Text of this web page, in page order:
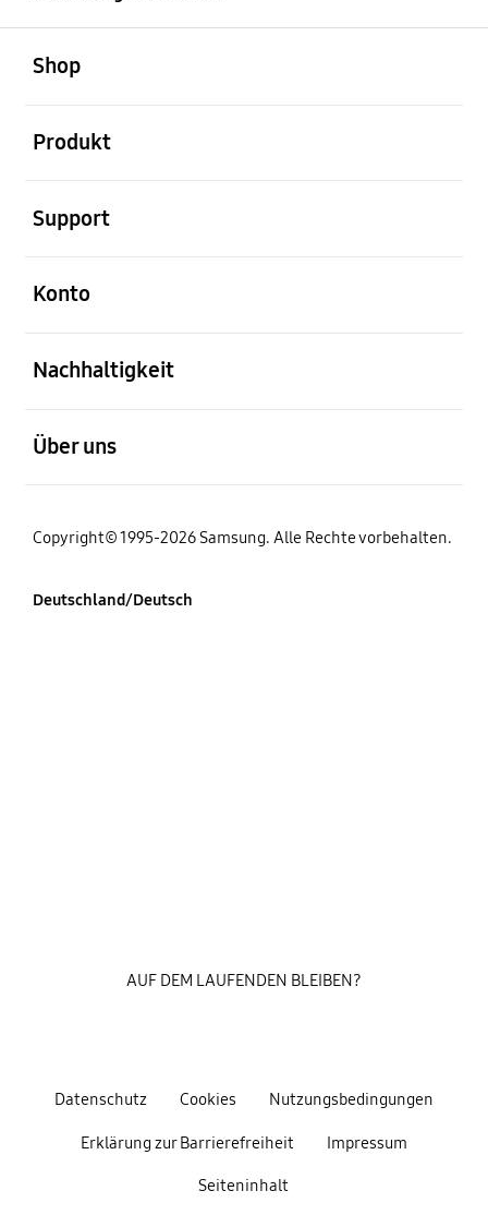
Shop
Produkt
Support
Konto
Nachhaltigkeit
Über uns
Copyright© 1995-2026 Samsung. Alle Rechte vorbehalten.
Deutschland/Deutsch
Datenschutz Cookies Nutzungsbedingungen
Erklärung zur Barrierefreiheit Impressum
Seiteninhalt
AUF DEM LAUFENDEN BLEIBEN?